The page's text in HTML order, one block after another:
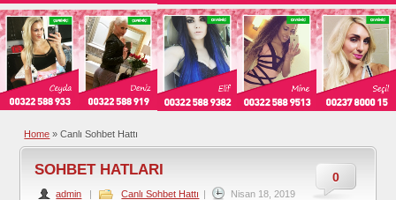
Home » Canlı Sohbet Hattı
0
SOHBET HATLARI
admin | Canlı Sohbet Hattı | Nisan 18, 2019